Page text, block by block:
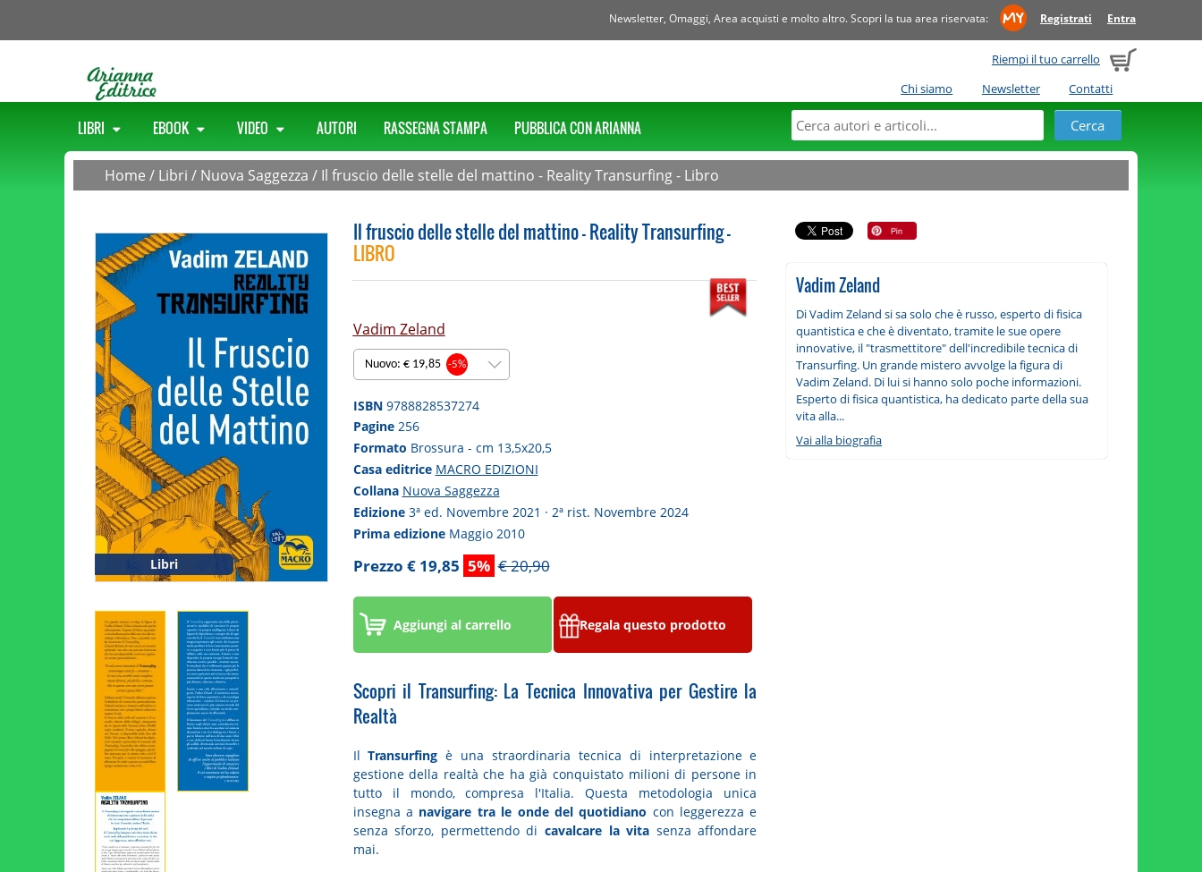
Newsletter, Omaggi, Area acquisti e molto altro. Scopri la tua area riservata: Registrati Entra
Riempi il tuo carrello
Chi siamo
Newsletter Contatti
LIBRI EBOOK VIDEO AUTORI RASSEGNA STAMPA PUBBLICA CON ARIANNA
Home / Libri / Nuova Saggezza / Il fruscio delle stelle del mattino - Reality Transurfing - Libro
Libri
Il fruscio delle stelle del mattino - Reality Transurfing -
LIBRO
Vadim Zeland
Nuovo: € 19,85-5%
ISBN 9788828537274
Pagine 256
Formato Brossura - cm 13,5x20,5
Casa editrice MACRO EDIZIONI
Collana Nuova Saggezza
Edizione 3ª ed. Novembre 2021 · 2ª rist. Novembre 2024
Prima edizione Maggio 2010
Prezzo € 19,85 5% € 20,90
Aggiungi al carrello Regala questo prodotto
Scopri il Transurfing: La Tecnica Innovativa per Gestire la
Realtà
IlTransurfing è una straordinaria tecnica di interpretazione e
gestione della realtà che ha già conquistato milioni di persone in
tutto il mondo, compresa l'Italia. Questa metodologia unica
insegna a navigare tra le onde del quotidiano con leggerezza e
senza sforzo, permettendo di cavalcare la vita senza affondare
mai.
Vadim Zeland
Di Vadim Zeland si sa solo che è russo, esperto di fisica
quantistica e che è diventato, tramite le sue opere
innovative, il "trasmettitore" dell'incredibile tecnica di
Transurfing. Un grande mistero avvolge la figura di
Vadim Zeland. Di lui si hanno solo poche informazioni.
Esperto di fisica quantistica, ha dedicato parte della sua
vita alla...
Vai alla biografia